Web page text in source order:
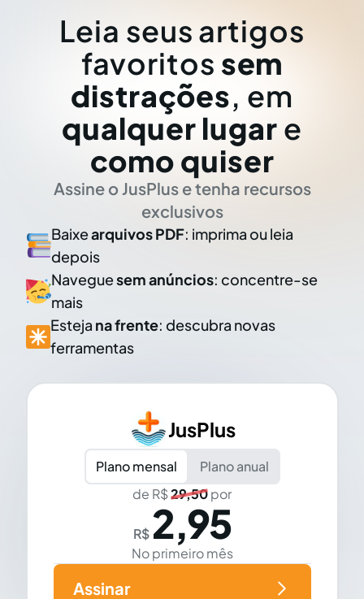
Leia seus artigos
favoritos sem
distrações, em
qualquer lugar e
como quiser
Assine o JusPlus e tenha recursos
exclusivos
Baixearquivos PDF: imprima ou leia
depois
Naveguesem anúncios: concentre-se
mais
Esteja na frente: descubra novas
ferramentas
JusPlus
Plano mensal
Plano anual
de R$29,50por
R$ 2,95
No primeiro mês
Assinar